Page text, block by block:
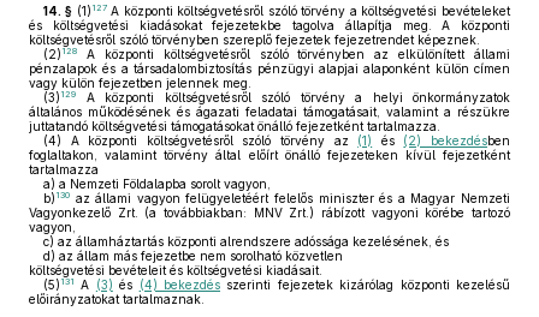
14. § (1) 127A központi költségvetésről szóló törvény a költségvetési bevételeket
és költségvetési kiadásokat fejezetekbe tagolva állapítja meg. A központi
költségvetésről szóló törvényben szereplő fejezetek fejezetrendet képeznek.
(2) 128
A központi költségvetésről szóló törvényben az elkülönített állami
pénzalapok és a társadalombiztosítás pénzügyi alapjai alaponként külön címen
vagy külön fejezetben jelennek meg.
(3) 129
A központi költségvetésről szóló törvény a helyi önkormányzatok
általános működésének és ágazati feladatai támogatásait, valamint a részükre
juttatandó költségvetési támogatásokat önálló fejezetként tartalmazza.
(4) A központi költségvetésről szóló törvény az (1) és (2) bekezdésben
foglaltakon, valamint törvény által előírt önálló fejezeteken kívül fejezetként
tartalmazza
a) a Nemzeti Földalapba sorolt vagyon,
b) 130 az állami vagyon felügyeletéért felelős miniszter és a Magyar Nemzeti
Vagyonkezelő Zrt. (a továbbiakban: MNV Zrt.) rábízott vagyoni körébe tartozó
vagyon,
c) az államháztartás központi alrendszere adóssága kezelésének, és
d) az állam más fejezetbe nem sorolható közvetlen
költségvetési bevételeit és költségvetési kiadásait.
(5) 131 A (3) és (4) bekezdés szerinti fejezetek kizárólag központi kezelésű
előirányzatokat tartalmaznak.